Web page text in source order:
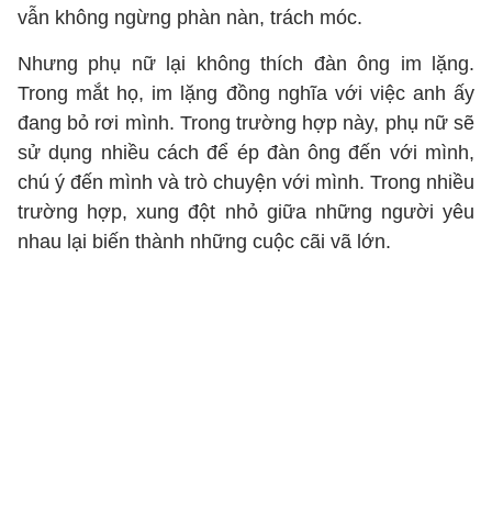
vẫn không ngừng phàn nàn, trách móc.
Nhưng phụ nữ lại không thích đàn ông im lặng.
Trong mắt họ, im lặng đồng nghĩa với việc anh ấy
đang bỏ rơi mình. Trong trường hợp này, phụ nữ sẽ
sử dụng nhiều cách để ép đàn ông đến với mình,
chú ý đến mình và trò chuyện với mình. Trong nhiều
trường hợp, xung đột nhỏ giữa những người yêu
nhau lại biến thành những cuộc cãi vã lớn.